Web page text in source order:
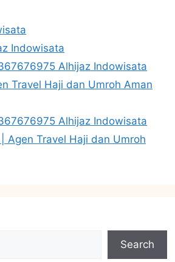
Indowisata
Alhijaz Indowisata
Travel Haji dan Umroh Aman
Alhijaz Indowisata
Agen Travel Haji dan Umroh
Search